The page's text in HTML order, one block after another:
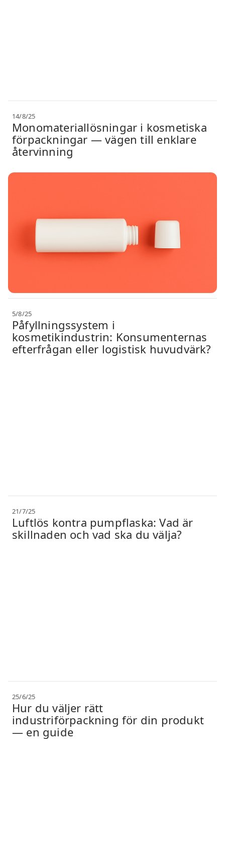
14/8/25
Monomateriallösningar i kosmetiska
förpackningar — vägen till enklare
återvinning
5/8/25
Påfyllningssystem i
kosmetikindustrin: Konsumenternas
efterfrågan eller logistisk huvudvärk?
21/7/25
Luftlös kontra pumpflaska: Vad är
skillnaden och vad ska du välja?
25/6/25
Hur du väljer rätt
industriförpackning för din produkt
— en guide